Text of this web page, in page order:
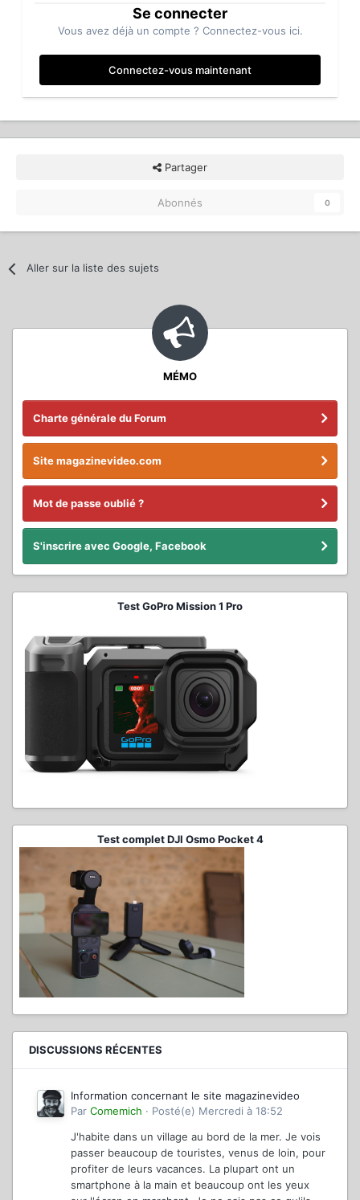
Se connecter
Vous avez déjà un compte ? Connectez-vous ici.
Connectez-vous maintenant
Partager
Abonnés 0
Aller sur la liste des sujets
MÉMO
Charte générale du Forum
Site magazinevideo.com
Mot de passe oublié ?
S'inscrire avec Google, Facebook
Test GoPro Mission 1 Pro
Test complet DJI Osmo Pocket 4
DISCUSSIONS RÉCENTES
Information concernant le site magazinevideo
Par Comemich · Posté(e) Mercredi à 18:52
J'habite dans un village au bord de la mer. Je vois
passer beaucoup de touristes, venus de loin, pour
profiter de leurs vacances. La plupart ont un
smartphone à la main et beaucoup ont les yeux